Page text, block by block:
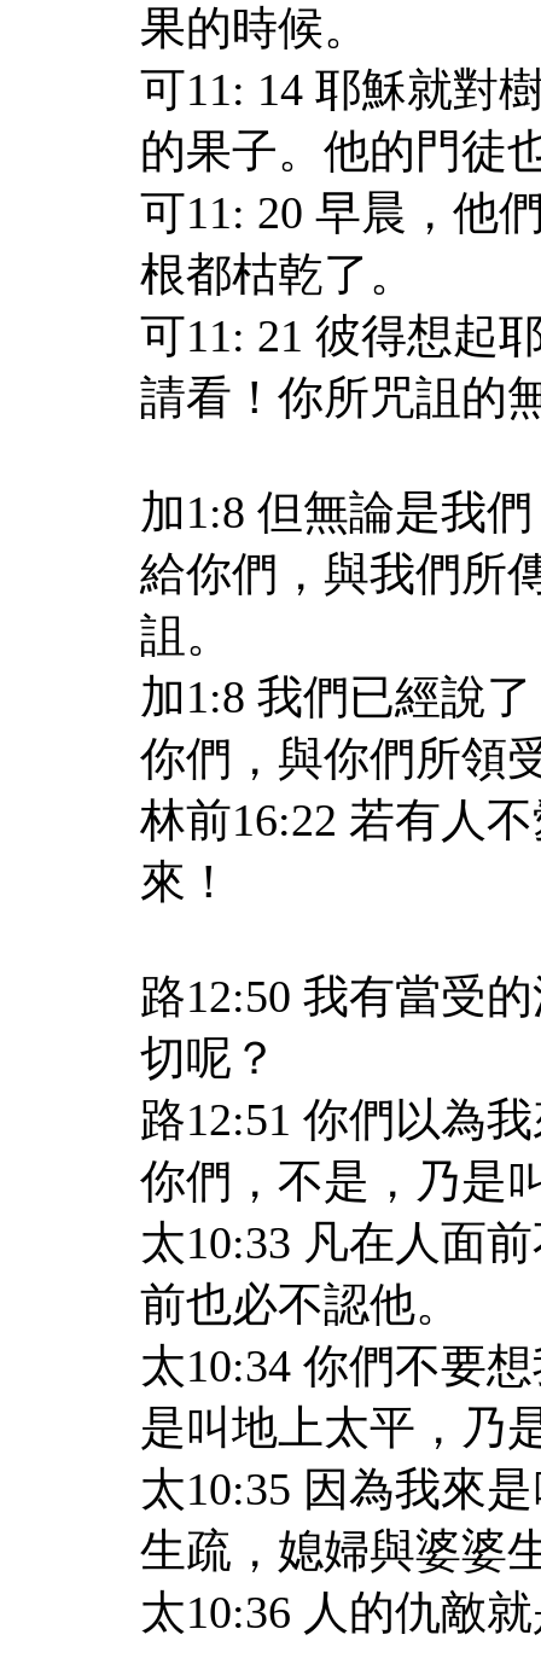
果的時候。
可11: 14 耶穌就對
的果子。他的門徒
可11: 20 早晨，他
根都枯乾了。
可11: 21 彼得想起
請看！你所咒詛的
加1:8 但無論是我
給你們，與我們所
詛。
加1:8 我們已經說
你們，與你們所領
林前16:22 若有人
來！
路12:50 我有當受
切呢？
路12:51 你們以為
你們，不是，乃是
太10:33 凡在人面
前也必不認他。
太10:34 你們不要
是叫地上太平，乃
太10:35 因為我來
生疏，媳婦與婆婆
太10:36 人的仇敵